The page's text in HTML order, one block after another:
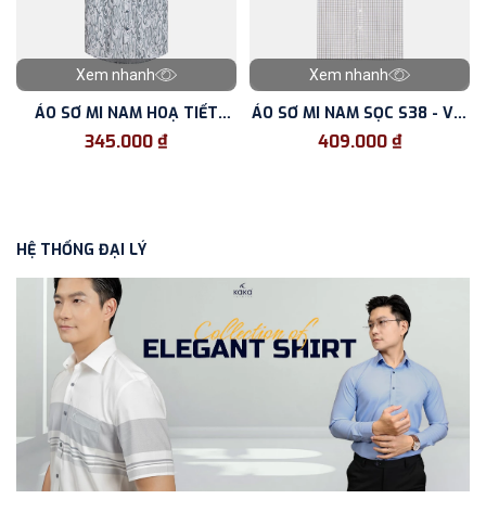
Xem nhanh
ÁO SƠ MI NAM HOẠ TIẾT
CAMO - FORM REGULAR - VẢI
345.000 ₫
Xem nhanh
ÁO SƠ MI NAM SỌC S38 - VẢI
BAMBOO - FORM CLASSIC
409.000 ₫
HỆ THỐNG ĐẠI LÝ